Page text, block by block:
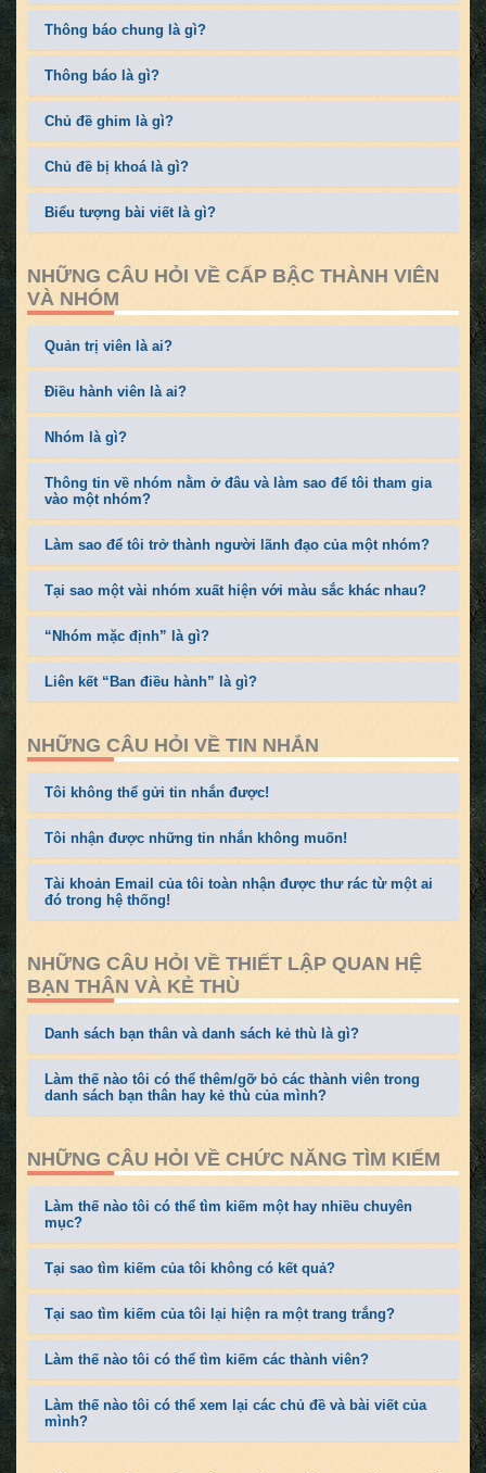
Thông báo chung là gì?
Thông báo là gì?
Chủ đề ghim là gì?
Chủ đề bị khoá là gì?
Biểu tượng bài viết là gì?
NHỮNG CÂU HỎI VỀ CẤP BẬC THÀNH VIÊN
VÀ NHÓM
Quản trị viên là ai?
Điều hành viên là ai?
Nhóm là gì?
Thông tin về nhóm nằm ở đâu và làm sao để tôi tham gia
vào một nhóm?
Làm sao để tôi trở thành người lãnh đạo của một nhóm?
Tại sao một vài nhóm xuất hiện với màu sắc khác nhau?
“Nhóm mặc định” là gì?
Liên kết “Ban điều hành” là gì?
NHỮNG CÂU HỎI VỀ TIN NHẮN
Tôi không thể gửi tin nhắn được!
Tôi nhận được những tin nhắn không muốn!
Tài khoản Email của tôi toàn nhận được thư rác từ một ai
đó trong hệ thống!
NHỮNG CÂU HỎI VỀ THIẾT LẬP QUAN HỆ
BẠN THÂN VÀ KẺ THÙ
Danh sách bạn thân và danh sách kẻ thù là gì?
Làm thế nào tôi có thể thêm/gỡ bỏ các thành viên trong
danh sách bạn thân hay kẻ thù của mình?
NHỮNG CÂU HỎI VỀ CHỨC NĂNG TÌM KIẾM
Làm thế nào tôi có thể tìm kiếm một hay nhiều chuyên
mục?
Tại sao tìm kiếm của tôi không có kết quả?
Tại sao tìm kiếm của tôi lại hiện ra một trang trắng?
Làm thế nào tôi có thể tìm kiếm các thành viên?
Làm thế nào tôi có thể xem lại các chủ đề và bài viết của
mình?